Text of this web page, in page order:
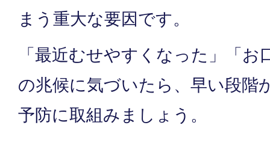
まう重大な要因です。
「最近むせやすくなった」「
の兆候に気づいたら、早い段階
予防に取組みましょう。